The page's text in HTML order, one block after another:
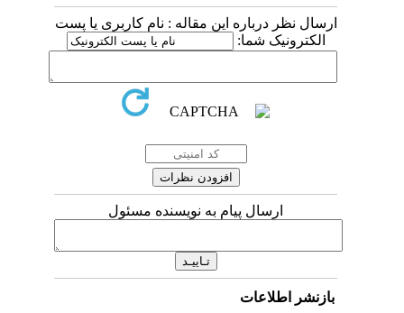
ارسال نظر درباره این مقاله : نام کاربری یا پست
الکترونیک شما:
ارسال پیام به نویسنده مسئول
بازنشر اطلاعات